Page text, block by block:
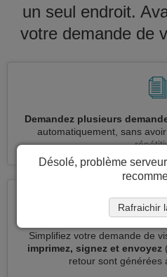
un seul endroit.
votre demande de
Demandez plusieurs
automatiquement, sans
Simplifiez votre demande de
imprimez, signez et envoyez
retour sont générées
Désolé, problème
Rafraichir